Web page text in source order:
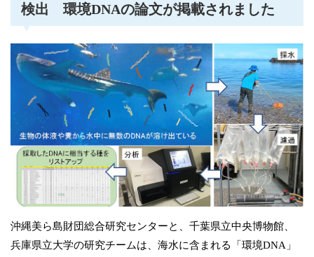
検出 環境DNAの論文が掲載されました
沖縄美ら島財団総合研究センターと、千葉県立中央博物館、
兵庫県立大学の研究チームは、海水に含まれる「環境DNA」